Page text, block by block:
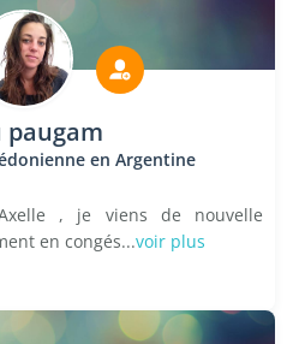
paugam
en Argentine
, je viens de nouvelle
en congés...voir plus